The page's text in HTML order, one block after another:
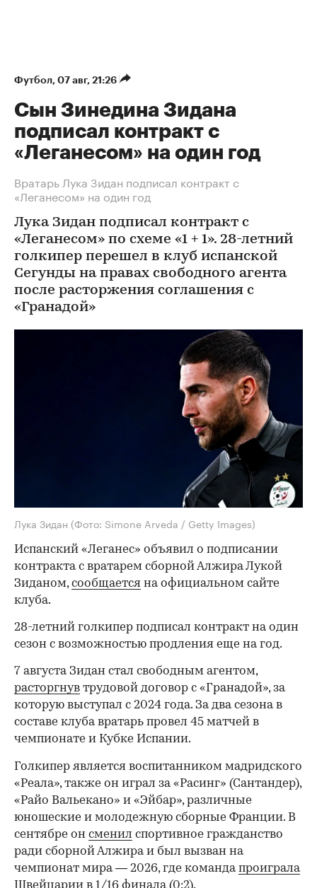
Футбол⁠, 07 авг, 21:26
Сын Зинедина Зидана
подписал контракт с
«Леганесом» на один год
Вратарь Лука Зидан подписал контракт с
«Леганесом» на один год
Лука Зидан подписал контракт с
«Леганесом» по схеме «1 + 1». 28-летний
голкипер перешел в клуб испанской
Сегунды на правах свободного агента
после расторжения соглашения с
«Гранадой»
Лука Зидан (Фото: Simone Arveda / Getty Images)
Испанский «Леганес» объявил о подписании
контракта с вратарем сборной Алжира Лукой
Зиданом,сообщается на официальном сайте
клуба.
28-летний голкипер подписал контракт на один
сезон с возможностью продления еще на год.
7 августа Зидан стал свободным агентом,
расторгнув трудовой договор с «Гранадой», за
которую выступал с 2024 года. За два сезона в
составе клуба вратарь провел 45 матчей в
чемпионате и Кубке Испании.
Голкипер является воспитанником мадридского
«Реала», также он играл за «Расинг» (Сантандер),
«Райо Вальекано» и «Эйбар», различные
юношеские и молодежную сборные Франции. В
сентябре он сменил спортивное гражданство
ради сборной Алжира и был вызван на
чемпионат мира — 2026, где командапроиграла